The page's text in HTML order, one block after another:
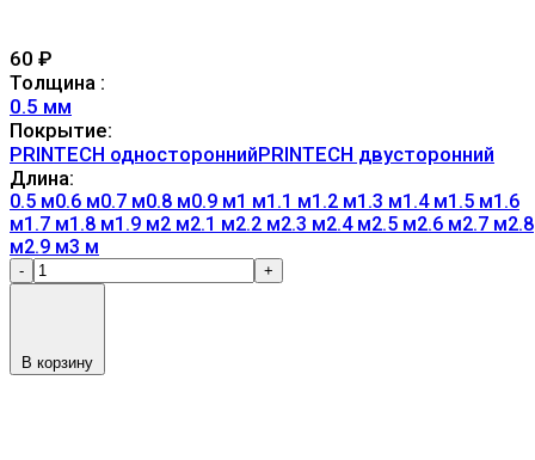
60 ₽
Толщина :
0.5 мм
Покрытие:
PRINTECH одностороннийPRINTECH двусторонний
Длина:
0.5 м0.6 м0.7 м0.8 м0.9 м1 м1.1 м1.2 м1.3 м1.4 м1.5 м1.6
м1.7 м1.8 м1.9 м2 м2.1 м2.2 м2.3 м2.4 м2.5 м2.6 м2.7 м2.8
м2.9 м3 м
- +
В корзину